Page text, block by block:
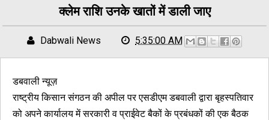
क्लेम राशि उनके खातों में डाली जाए
Dabwali News 5:35:00 AM
डबवाली न्यूज़
राष्ट्रीय किसान संगठन की अपील पर एसडीएम डबवाली द्वारा बृहस्पतिवार
को अपने कार्यालय में सरकारी व प्राईवेट बैकों के प्रबंधकों की एक बैठक